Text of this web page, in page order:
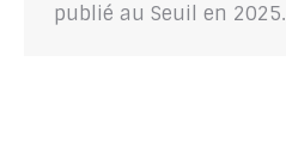
publié au Seuil en 2025.